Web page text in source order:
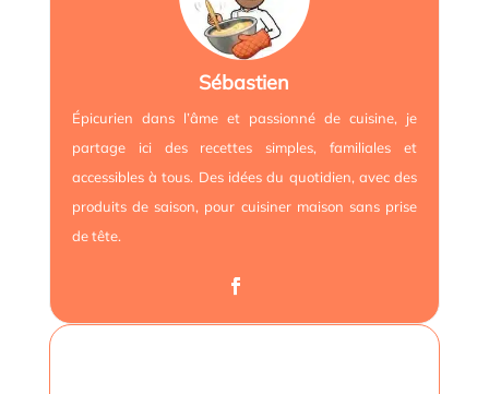
Sébastien
Épicurien dans l’âme et passionné de cuisine, je
partage ici des recettes simples, familiales et
accessibles à tous. Des idées du quotidien, avec des
produits de saison, pour cuisiner maison sans prise
de tête.